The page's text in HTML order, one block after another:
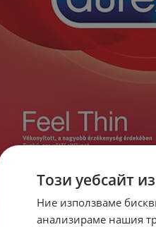
Този уебсайт
Ние използваме
анализираме нашия